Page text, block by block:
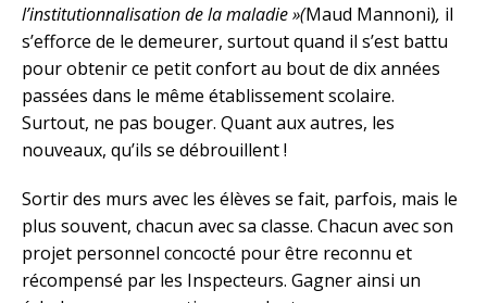
l’institutionnalisation de la maladie »(Maud Mannoni), il
s’efforce de le demeurer, surtout quand il s’est battu
pour obtenir ce petit confort au bout de dix années
passées dans le même établissement scolaire.
Surtout, ne pas bouger. Quant aux autres, les
nouveaux, qu’ils se débrouillent !
Sortir des murs avec les élèves se fait, parfois, mais le
plus souvent, chacun avec sa classe. Chacun avec son
projet personnel concocté pour être reconnu et
récompensé par les Inspecteurs. Gagner ainsi un